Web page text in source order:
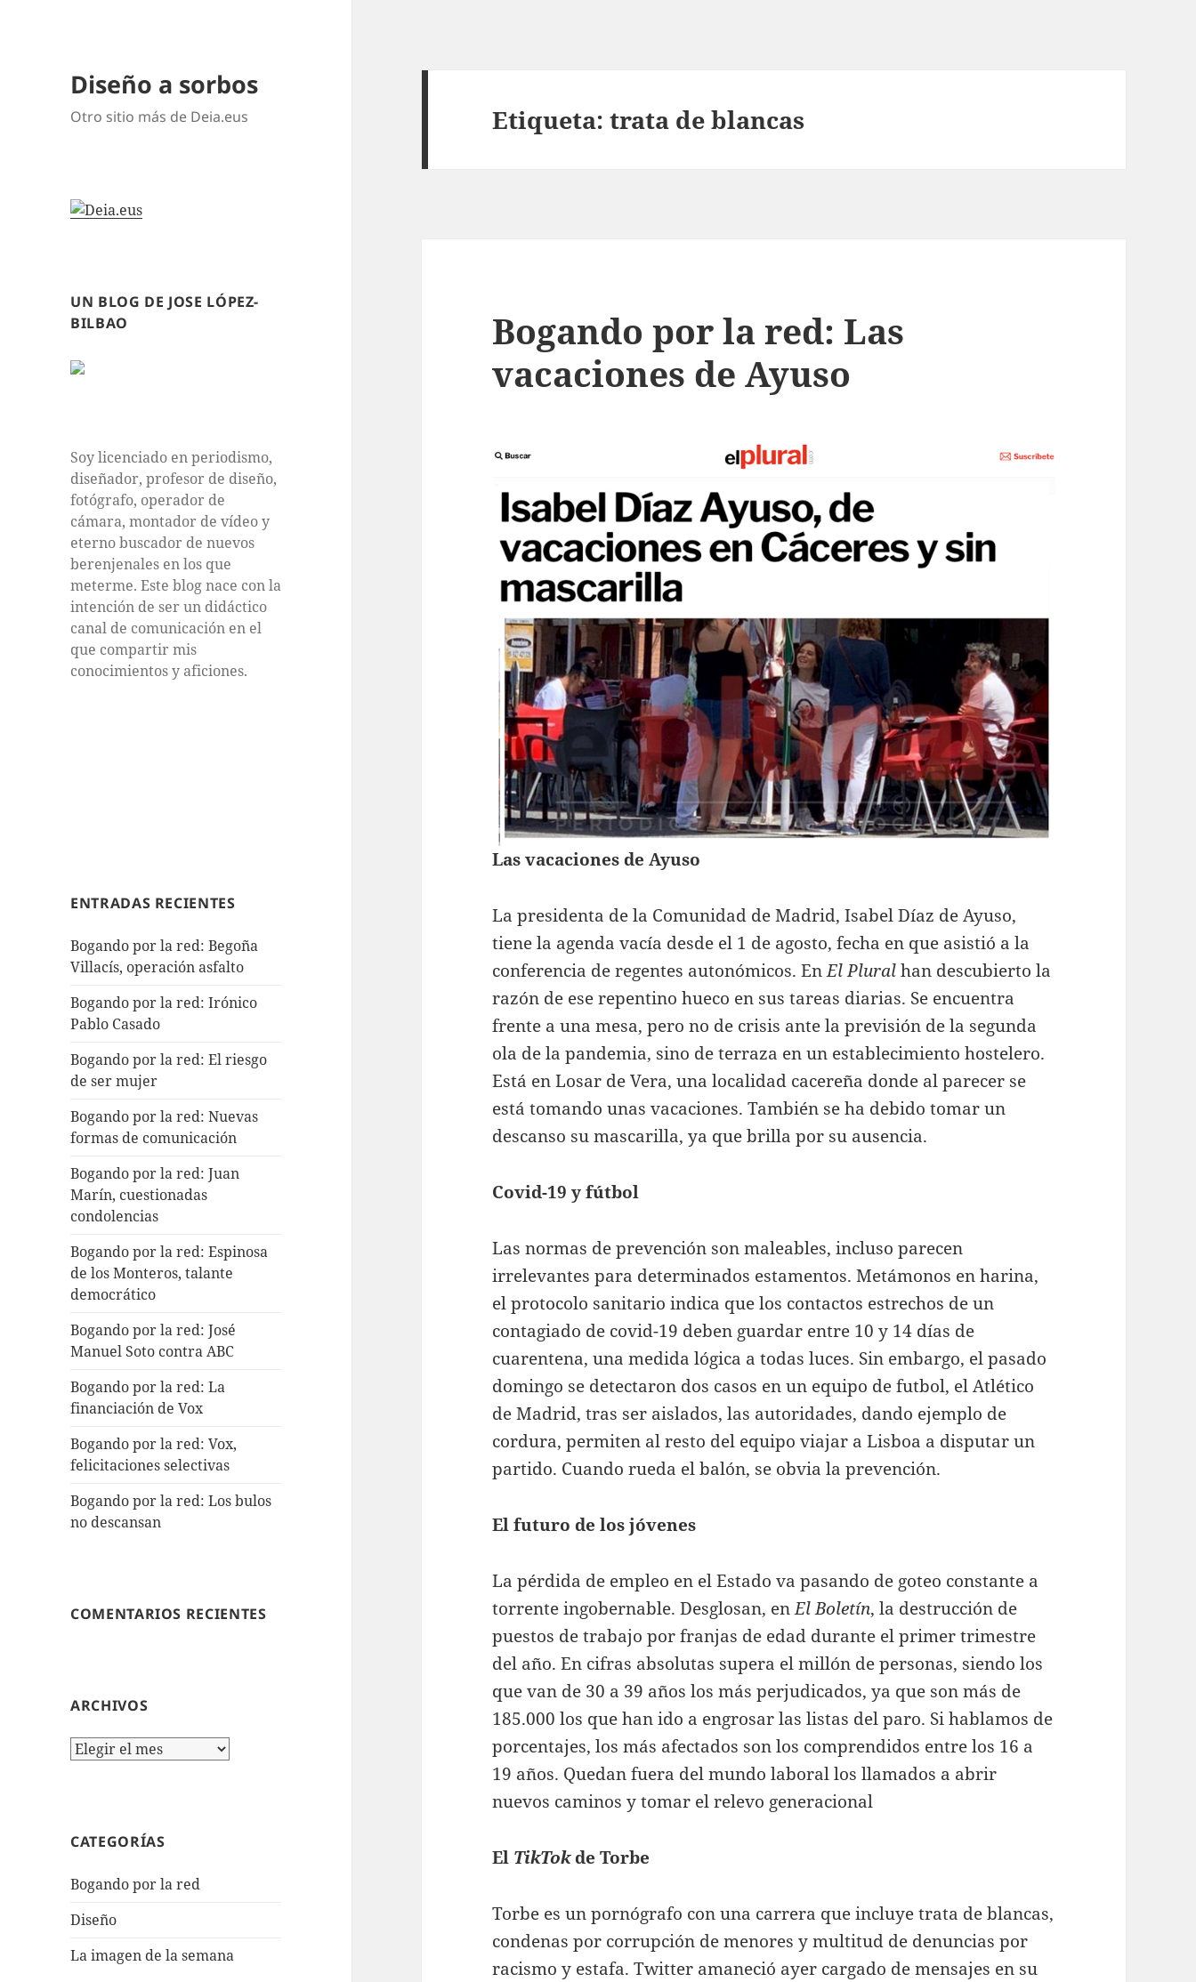
Diseño a sorbos
Otro sitio más de Deia.eus
UN BLOG DE JOSE LÓPEZ-
BILBAO
Soy licenciado en periodismo,
diseñador, profesor de diseño,
fotógrafo, operador de
cámara, montador de vídeo y
eterno buscador de nuevos
berenjenales en los que
meterme. Este blog nace con la
intención de ser un didáctico
canal de comunicación en el
que compartir mis
conocimientos y aficiones.
ENTRADAS RECIENTES
Bogando por la red: Begoña
Villacís, operación asfalto
Bogando por la red: Irónico
Pablo Casado
Bogando por la red: El riesgo
de ser mujer
Bogando por la red: Nuevas
formas de comunicación
Bogando por la red: Juan
Marín, cuestionadas
condolencias
Bogando por la red: Espinosa
de los Monteros, talante
democrático
Bogando por la red: José
Manuel Soto contra ABC
Bogando por la red: La
financiación de Vox
Bogando por la red: Vox,
felicitaciones selectivas
Bogando por la red: Los bulos
no descansan
COMENTARIOS RECIENTES
ARCHIVOS
Archivos
CATEGORÍAS
Bogando por la red
Diseño
La imagen de la semana
Etiqueta:trata de blancas
Bogando por la red: Las
vacaciones de Ayuso
Las vacaciones de Ayuso
La presidenta de la Comunidad de Madrid, Isabel Díaz de Ayuso,
tiene la agenda vacía desde el 1 de agosto, fecha en que asistió a la
conferencia de regentes autonómicos. EnEl Pluralhan descubierto la
razón de ese repentino hueco en sus tareas diarias. Se encuentra
frente a una mesa, pero no de crisis ante la previsión de la segunda
ola de la pandemia, sino de terraza en un establecimiento hostelero.
Está en Losar de Vera, una localidad cacereña donde al parecer se
está tomando unas vacaciones. También se ha debido tomar un
descanso su mascarilla, ya que brilla por su ausencia.
Covid-19 y fútbol
Las normas de prevención son maleables, incluso parecen
irrelevantes para determinados estamentos. Metámonos en harina,
el protocolo sanitario indica que los contactos estrechos de un
contagiado de covid-19 deben guardar entre 10 y 14 días de
cuarentena, una medida lógica a todas luces. Sin embargo, el pasado
domingo se detectaron dos casos en un equipo de futbol, el Atlético
de Madrid, tras ser aislados, las autoridades, dando ejemplo de
cordura, permiten al resto del equipo viajar a Lisboa a disputar un
partido. Cuando rueda el balón, se obvia la prevención.
El futuro de los jóvenes
La pérdida de empleo en el Estado va pasando de goteo constante a
torrente ingobernable. Desglosan, enEl Boletín, la destrucción de
puestos de trabajo por franjas de edad durante el primer trimestre
del año. En cifras absolutas supera el millón de personas, siendo los
que van de 30 a 39 años los más perjudicados, ya que son más de
185.000 los que han ido a engrosar las listas del paro. Si hablamos de
porcentajes, los más afectados son los comprendidos entre los 16 a
19 años. Quedan fuera del mundo laboral los llamados a abrir
nuevos caminos y tomar el relevo generacional
El TikTokde Torbe
Torbe es un pornógrafo con una carrera que incluye trata de blancas,
condenas por corrupción de menores y multitud de denuncias por
racismo y estafa. Twitter amaneció ayer cargado de mensajes en su